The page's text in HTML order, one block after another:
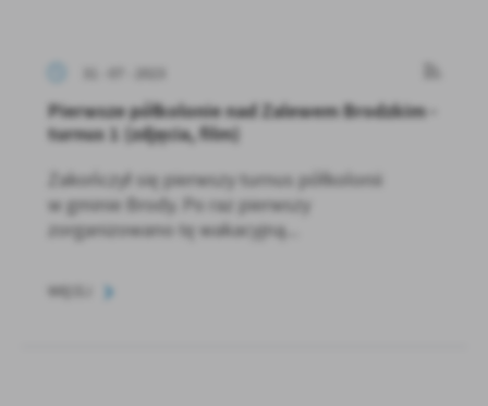
Pierwsze półkolonie nad Zalewem Brodzkim -
turnus 1 (zdjęcia, film)
Zakończył się pierwszy turnus półkolonii
w gminie Brody. Po raz pierwszy
zorganizowano tę wakacyjną...
WIĘCEJ